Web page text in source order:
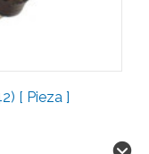
[ Pieza ]